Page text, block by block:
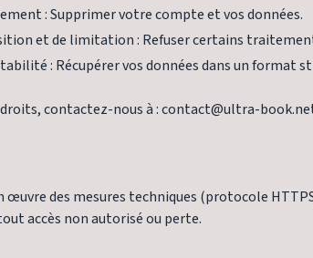
: Supprimer votre compte et vos données.
et de limitation : Refuser certains
: Récupérer vos données dans un format
droits, contactez-nous à : contact@ultra-
œuvre des mesures techniques (protocole
accès non autorisé ou perte.